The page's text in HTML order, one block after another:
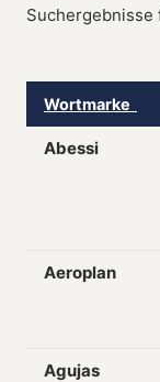
Suchergebnisse
Wortmarke
Abessi
Aeroplan
Agujas